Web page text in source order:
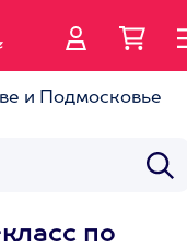
и Подмосковье
по